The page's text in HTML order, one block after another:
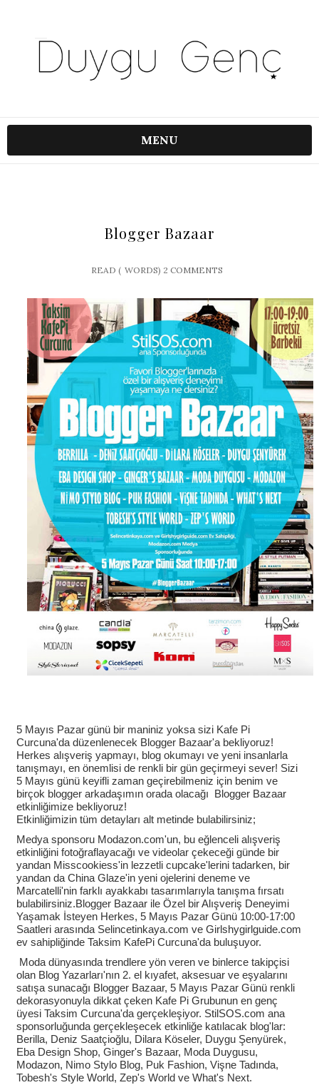
MENU
Blogger Bazaar
READ ( WORDS) 2 COMMENTS
5 Mayıs Pazar günü bir maniniz yoksa sizi Kafe Pi
Curcuna'da düzenlenecek Blogger Bazaar'a bekliyoruz!
Herkes alışveriş yapmayı, blog okumayı ve yeni insanlarla
tanışmayı, en önemlisi de renkli bir gün geçirmeyi sever! Sizi
5 Mayıs günü keyifli zaman geçirebilmeniz için benim ve
birçok blogger arkadaşımın orada olacağı Blogger Bazaar
etkinliğimize bekliyoruz!
Etkinliğimizin tüm detayları alt metinde bulabilirsiniz;
Medya sponsoru Modazon.com'un, bu eğlenceli alışveriş
etkinliğini fotoğraflayacağı ve videolar çekeceği günde bir
yandan Misscookiess'in lezzetli cupcake'lerini tadarken, bir
yandan da China Glaze'in yeni ojelerini deneme ve
Marcatelli'nin farklı ayakkabı tasarımlarıyla tanışma fırsatı
bulabilirsiniz.Blogger Bazaar ile Özel bir Alışveriş Deneyimi
Yaşamak İsteyen Herkes, 5 Mayıs Pazar Günü 10:00-17:00
Saatleri arasında Selincetinkaya.com ve Girlshygirlguide.com
ev sahipliğinde Taksim KafePi Curcuna'da buluşuyor.
Moda dünyasında trendlere yön veren ve binlerce takipçisi
olan Blog Yazarları'nın 2. el kıyafet, aksesuar ve eşyalarını
satışa sunacağı Blogger Bazaar, 5 Mayıs Pazar Günü renkli
dekorasyonuyla dikkat çeken Kafe Pi Grubunun en genç
üyesi Taksim Curcuna'da gerçekleşiyor. StilSOS.com ana
sponsorluğunda gerçekleşecek etkinliğe katılacak blog'lar:
Berilla, Deniz Saatçioğlu, Dilara Köseler, Duygu Şenyürek,
Eba Design Shop, Ginger's Bazaar, Moda Duygusu,
Modazon, Nimo Stylo Blog, Puk Fashion, Vişne Tadında,
Tobesh's Style World, Zep's World ve What's Next.